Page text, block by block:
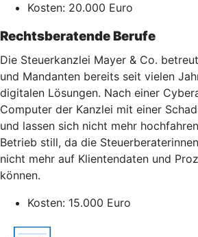
Kosten: 20.000 Euro
Rechtsberatende Berufe
Die Steuerkanzlei Mayer & Co.
und Mandanten bereits seit vielen
digitalen Lösungen. Nach einer
Computer der Kanzlei mit einer
und lassen sich nicht mehr
Betrieb still, da die
nicht mehr auf Klientendaten und
können.
Kosten: 15.000 Euro